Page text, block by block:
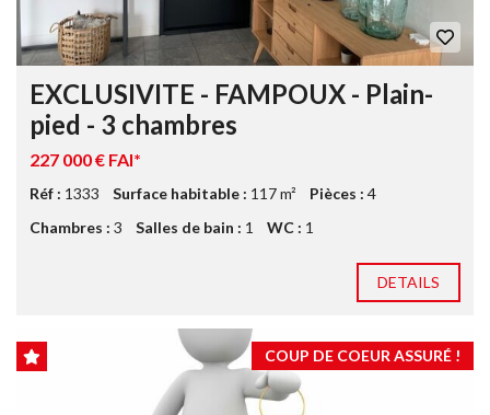
EXCLUSIVITE - FAMPOUX - Plain-
pied - 3 chambres
227 000 € FAI*
Réf : 1333 Surface habitable : 117 m² Pièces : 4
Chambres : 3 Salles de bain : 1 WC : 1
DETAILS
COUP DE COEUR ASSURÉ !